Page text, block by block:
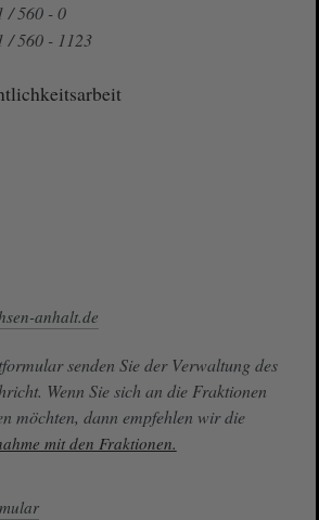
/ 560 - 0
/ 560 - 1123
anhalt.de
senden Sie der Verwaltung des
Wenn Sie sich an die Fraktionen
möchten, dann empfehlen wir die
mit den Fraktionen.